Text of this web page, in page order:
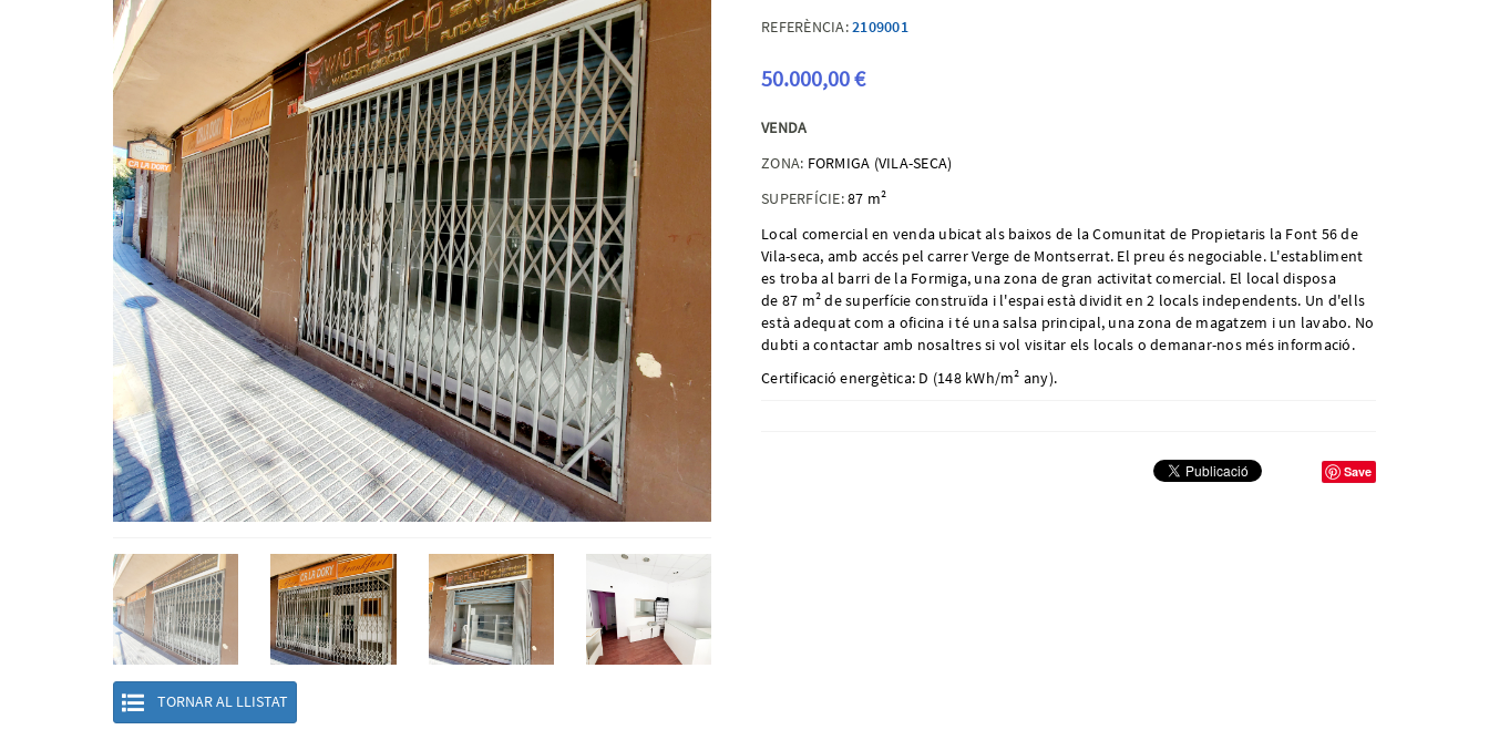
REFERÈNCIA:2109001
50.000,00 €
VENDA
ZONA: FORMIGA (VILA-SECA)
SUPERFÍCIE:87 m²
Local comercial en venda ubicat als baixos de la Comunitat de Propietaris la Font 56 de
Vila-seca, amb accés pel carrer Verge de Montserrat. El preu és negociable. L'establiment
es troba al barri de la Formiga, una zona de gran activitat comercial. El local disposa
de 87 m² de superfície construïda i l'espai està dividit en 2 locals independents. Un d'ells
està adequat com a oficina i té una salsa principal, una zona de magatzem i un lavabo. No
dubti a contactar amb nosaltres si vol visitar els locals o demanar-nos més informació.
Certificació energètica: D (148 kWh/m² any).
Save
TORNAR AL LLISTAT